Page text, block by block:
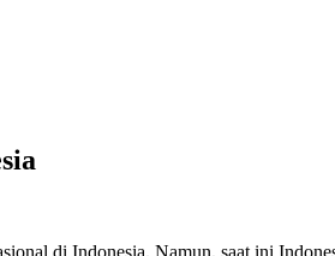
di Indonesia. Namun, saat ini